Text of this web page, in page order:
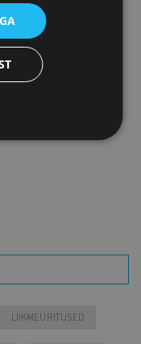
+ km ja
LIIKMEÜRITUSED